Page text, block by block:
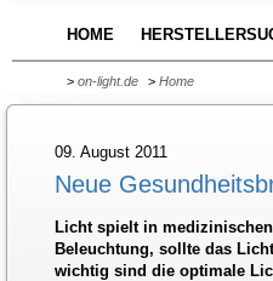
HOME
> on-light.de > Home
09. August 2011
Neue
Licht spielt in
Beleuchtung, sollte das
wichtig sind die optimale